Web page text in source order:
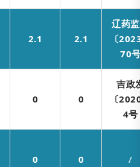
2.1 2.1
辽药
〔
70
0 0
吉政
〔
4号
0 0 /